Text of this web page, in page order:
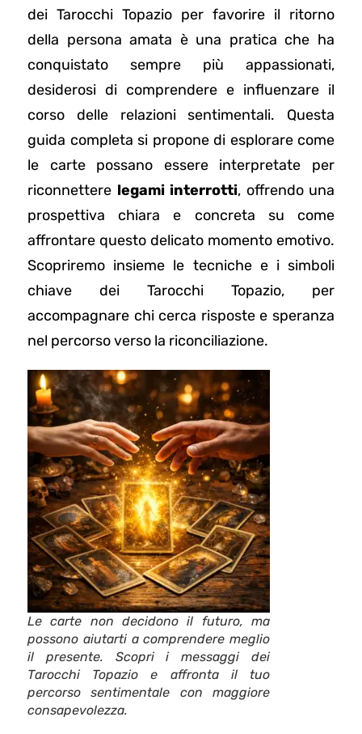
dei Tarocchi Topazio per favorire il ritorno
della persona amata è una pratica che ha
conquistato sempre più appassionati,
desiderosi di comprendere e influenzare il
corso delle relazioni sentimentali. Questa
guida completa si propone di esplorare come
le carte possano essere interpretate per
riconnettere legami interrotti, offrendo una
prospettiva chiara e concreta su come
affrontare questo delicato momento emotivo.
Scopriremo insieme le tecniche e i simboli
chiave dei Tarocchi Topazio, per
accompagnare chi cerca risposte e speranza
nel percorso verso la riconciliazione.
Le carte non decidono il futuro, ma
possono aiutarti a comprendere meglio
il presente. Scopri i messaggi dei
Tarocchi Topazio e affronta il tuo
percorso sentimentale con maggiore
consapevolezza.